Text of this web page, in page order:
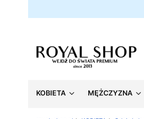
KOBIETA MĘŻCZYZNA